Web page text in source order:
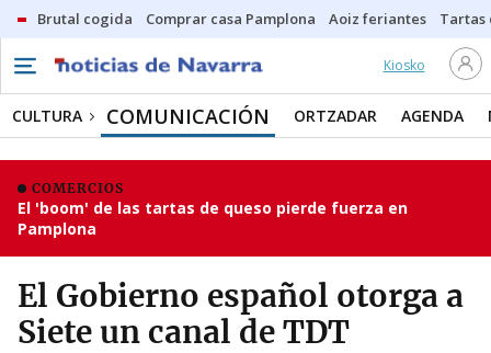
Brutal cogida Comprar casa Pamplona Aoiz feriantes Tartas
Kiosko
CULTURA COMUNICACIÓN ORTZADAR AGENDA
COMERCIOS
El 'boom' de las tartas de queso pierde fuerza en
Pamplona
El Gobierno español otorga a
Siete un canal de TDT